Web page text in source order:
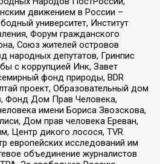
движением в России –
университет, Институт
Форум гражданского
Союз жителей островов
народных депутатов, Гринпис
с коррупцией Инк, Завет
фонд природы, BDR
проект, Образовательный дом
Фонд Дом Прав Человека,
имени Бориса Звозскова,
Дом прав человека Ереван,
Центр дикого лосося, TVR
европейских исследований им
объединение журналистов